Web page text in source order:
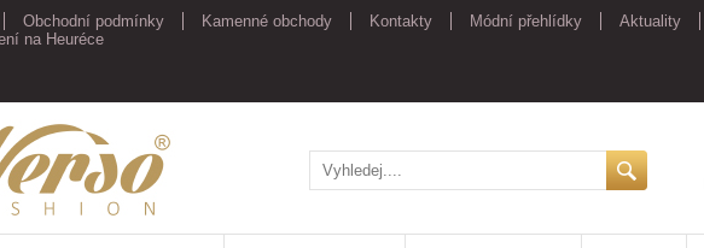
Obchodní podmínky Kamenné obchody Kontakty Módní přehlídky Aktuality
na Heuréce